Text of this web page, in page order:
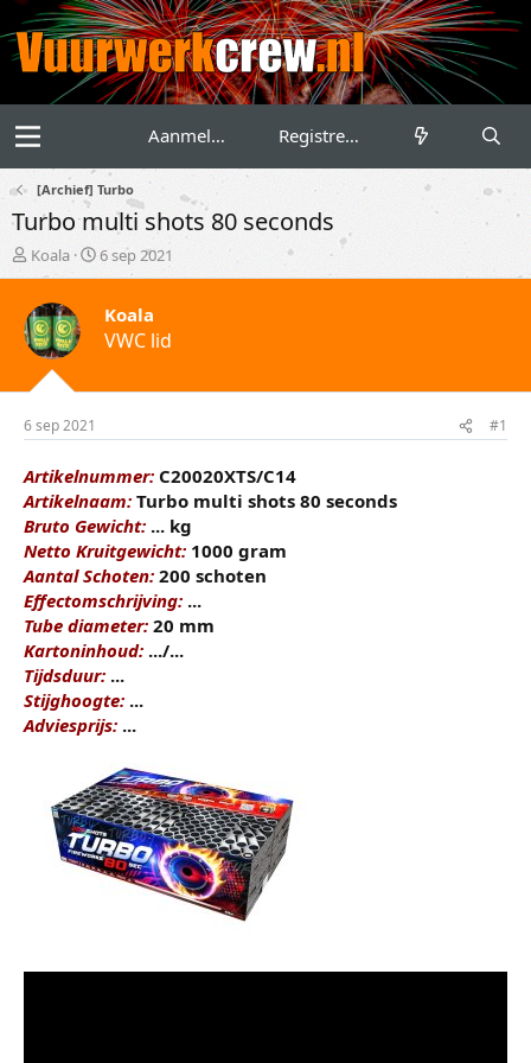
Aanmelden Registreren
[Archief] Turbo
Turbo multi shots 80 seconds
T
o
i
c
s
t
r
t
e
r
Koala
S
t
m
6 sep 2021
Koala
VWC lid
6 sep 2021 #1
Artikelnummer: C20020XTS/C14
Artikelnaam: Turbo multi shots 80 seconds
Bruto Gewicht: ... kg
Netto Kruitgewicht: 1000 gram
Aantal Schoten: 200 schoten
Effectomschrijving: ...
Tube diameter: 20 mm
Kartoninhoud: .../...
Tijdsduur: ...
Stijghoogte: ...
Adviesprijs: ...